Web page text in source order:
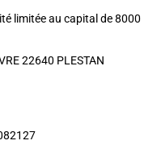
limitéeau capital de 8000
22640 PLESTAN